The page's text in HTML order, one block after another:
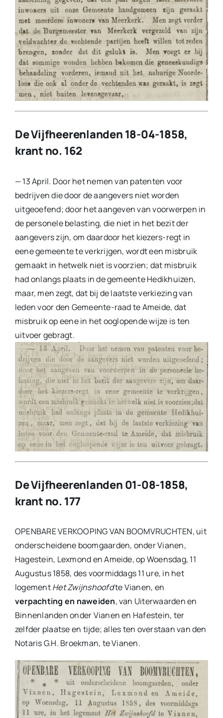
De Vijfheerenlanden 18-04-1858,
krant no. 162
— 13 April. Door het nemen van patenten voor
bedrijven die door de aangevers niet worden
uitgeoefend; door het aangeven van voorwerpen in
de personele belasting, die niet in het bezit der
aangevers zijn, om daardoor het kiezers-regt in
eene gemeente te verkrijgen, wordt een misbruik
gemaakt in hetwelk niet is voorzien; dat misbruik
had onlangs plaats in de gemeente Hedikhuizen,
maar, men zegt, dat bij de laatste verkiezing van
leden voor den Gemeente-raad te Ameide, dat
misbruik op eene in het ooglopende wijze is ten
uitvoer gebragt.
De Vijfheerenlanden 01-08-1858,
krant no. 177
OPENBARE VERKOOPING VAN BOOMVRUCHTEN, uit
onderscheidene boomgaarden, onder Vianen,
Hagestein, Lexmond en Ameide, op Woensdag, 11
Augustus 1858, des voormiddags 11 ure, in het
logementHet Zwijnshoofdte Vianen, en
verpachting en naweiden, van Uiterwaarden en
Binnenlanden onder Vianen en Hafestein, ter
zelfder plaatse en tijde; alles ten overstaan van den
Notaris G.H. Broekman, te Vianen.